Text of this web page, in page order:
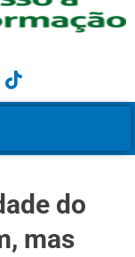
do
mas